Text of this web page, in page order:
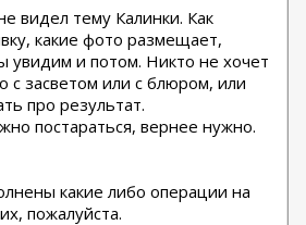
видел тему Калинки. Как
какие фото размещает,
увидим и потом. Никто не хочет
с засветом или с блюром, или
про результат.
постараться, вернее нужно.
какие либо операции на
пожалуйста.